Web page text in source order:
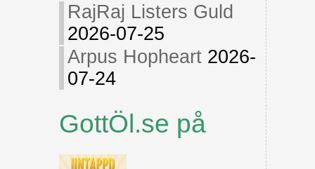
RajRaj Listers Guld
2026-07-25
Arpus Hopheart 2026-
07-24
GottÖl.se på